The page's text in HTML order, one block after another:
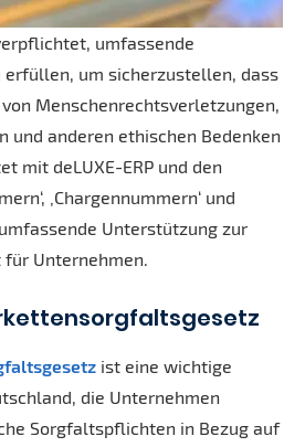
umfassende
um sicherzustellen, dass
Menschenrechtsverletzungen,
und anderen ethischen Bedenken
mit deLUXE-ERP und den
‚Chargennummern‘ und
umfassende Unterstützung zur
Unternehmen.
ist eine wichtige
die Unternehmen
Sorgfaltspflichten in Bezug auf